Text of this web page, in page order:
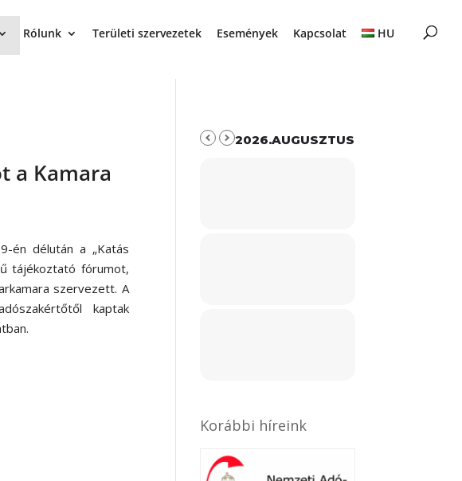
Rólunk Területi szervezetek Események Kapcsolat HU
a Kamara
én délután a „Katás
tájékoztató fórumot,
szervezett. A
kaptak
2026.AUGUSZTUS
Korábbi híreink